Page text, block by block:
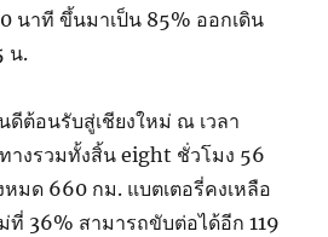
นาที ขึ้นมาเป็น 85% ออกเดิน
น.
ดีต้อนรับสู่เชียงใหม่ ณ เวลา
ทางรวมทั้งสิ้น eight ชั่วโมง 56
มด 660 กม. แบตเตอรี่คงเหลือ
ที่ 36% สามารถขับต่อได้อีก 119